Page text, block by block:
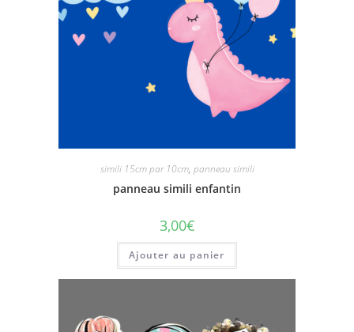
simili 15cm par 10cm, panneau simili
panneau simili enfantin
3,00€
Ajouter au panier